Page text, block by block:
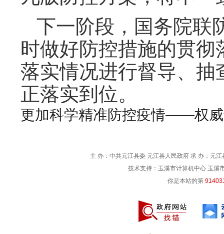
下一阶段，国务院联
时做好防控措施的贯
落实情况进行督导、
正落实到位。
更加科学精准防控疫情——权
主 办：中共元江县委 元江县人民政府 承 办：元
技术支持：玉溪市计算机中心 玉溪
你是本站的第